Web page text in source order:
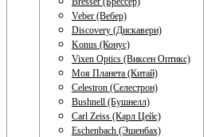
Veber (Вебер)
Discovery (Дискавери)
Konus (Конус)
Vixen Optics (Виксен Оптикс)
Моя Планета (Китай)
Celestron (Селестрон)
Bushnell (Бушнелл)
Carl Zeiss (Карл Цейс)
Eschenbach (Эшенбах)